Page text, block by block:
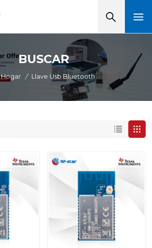
BUSCAR
Hogar / Llave Usb Bluetooth